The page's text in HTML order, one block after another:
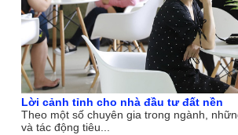
Lời cảnh tỉnh cho nhà đầu tư đất nền
Theo một số chuyên gia trong ngành,
và tác động tiêu...